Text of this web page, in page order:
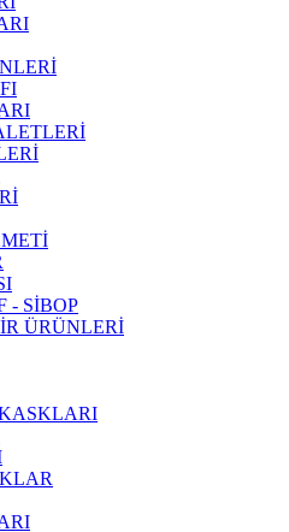
- SİBOP
ÜRÜNLERİ